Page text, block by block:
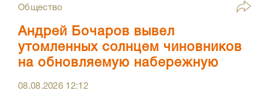
Общество
Андрей Бочаров вывел
утомленных солнцем чиновников
на обновляемую набережную
08.08.2026 12:12